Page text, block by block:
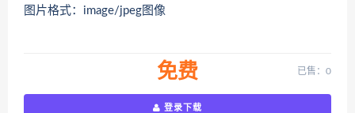
图片格式：image/jpeg图像
免费 已售：0
登录下载